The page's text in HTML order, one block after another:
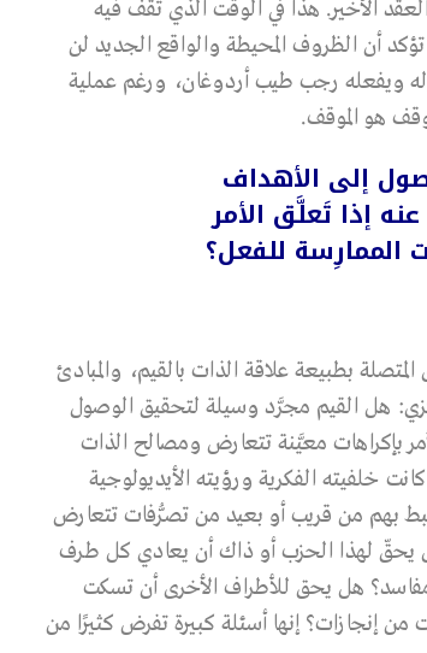
الأخير. هذا في الوقت الذي تقف فيه
تؤكد أن الظروف المحيطة والواقع الجديد لن
ويفعله رجب طيب أردوغان، ورغم عملية
هو الموقف.
إلى الأهداف
إذا تَعلَّق الأمر
الممارِسة للفعل؟
بطبيعة علاقة الذات بالقيم، والمبادئ
هل القيم مجرَّد وسيلة لتحقيق الوصول
بإكراهات معيَّنة تتعارض ومصالح الذات
خلفيته الفكرية ورؤيته الأيديولوجية
بهم من قريب أو بعيد من تصرُّفات تتعارض
يحقّ لهذا الحزب أو ذاك أن يعادي كل طرف
هل يحق للأطراف الأخرى أن تسكت
إنجازات؟ إنها أسئلة كبيرة تفرض كثيرًا من